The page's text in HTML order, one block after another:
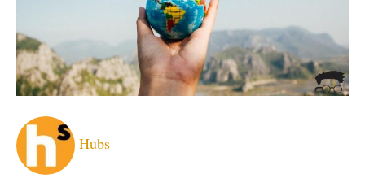
Hubs